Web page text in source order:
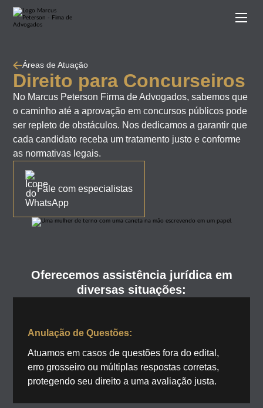
Áreas de Atuação
Direito para Concurseiros
No Marcus Peterson Firma de Advogados, sabemos que
o caminho até a aprovação em concursos públicos pode
ser repleto de obstáculos. Nos dedicamos a garantir que
cada candidato receba um tratamento justo e conforme
as normativas legais.
Fale com especialistas
Oferecemos assistência jurídica em
diversas situações:
Anulação de Questões:
Atuamos em casos de questões fora do edital,
erro grosseiro ou múltiplas respostas corretas,
protegendo seu direito a uma avaliação justa.